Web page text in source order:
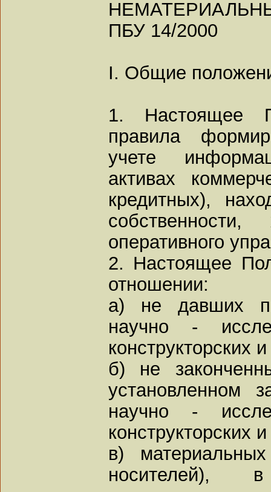
ПБУ 14/2000
I. Общие
1. Настоящее
правила
учете
активах
кредитных),
собственности,
оперативного
2. Настоящее
отношении:
а) не давших
научно -
конструкторских
б) не
установленном
научно -
конструкторских
в)
носителей),